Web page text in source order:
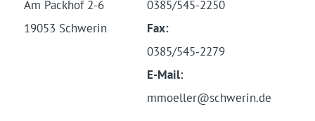
Am Packhof 2-6
19053 Schwerin
0385/545-2250
Fax:
0385/545-2279
E-Mail:
mmoeller@schwerin.de